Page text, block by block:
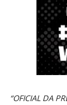
“OFICIAL DA